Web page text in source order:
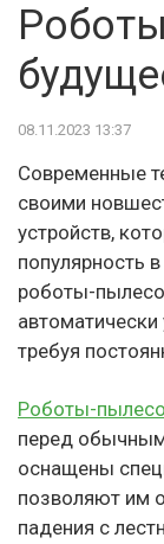
08.11.2023 13:37
Современные
своими
устройств,
популярность
роботы-
автоматически
требуя
Роботы-
перед
оснащены
позволяют им
падения с